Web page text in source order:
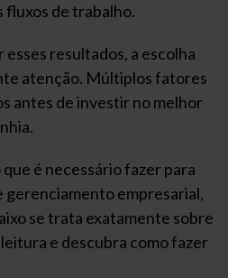
fluxos de trabalho.
resultados, a escolha
atenção. Múltiplos fatores
antes de investir no melhor
é necessário fazer para
gerenciamento empresarial,
se trata exatamente sobre
e descubra como fazer